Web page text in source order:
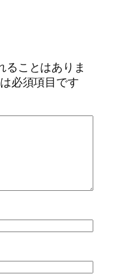
ることはありま
必須項目です